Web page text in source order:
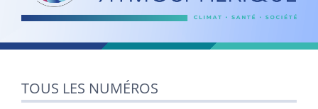
TOUS LES NUMÉROS